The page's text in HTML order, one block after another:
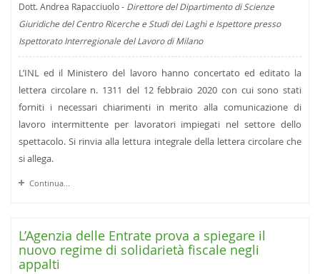
Dott. Andrea Rapacciuolo - Direttore del Dipartimento di Scienze
Giuridiche del Centro Ricerche e Studi dei Laghi e Ispettore presso
Ispettorato Interregionale del Lavoro di Milano
L’INL ed il Ministero del lavoro hanno concertato ed editato la
lettera circolare n. 1311 del 12 febbraio 2020 con cui sono stati
forniti i necessari chiarimenti in merito alla comunicazione di
lavoro intermittente per lavoratori impiegati nel settore dello
spettacolo. Si rinvia alla lettura integrale della lettera circolare che
si allega.
Continua...
L’Agenzia delle Entrate prova a spiegare il
nuovo regime di solidarietà fiscale negli
appalti